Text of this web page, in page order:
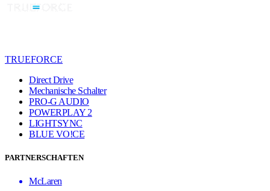
TRUEFORCE
Direct Drive
Mechanische Schalter
PRO-G AUDIO
POWERPLAY 2
LIGHTSYNC
BLUE VO!CE
PARTNERSCHAFTEN
McLaren